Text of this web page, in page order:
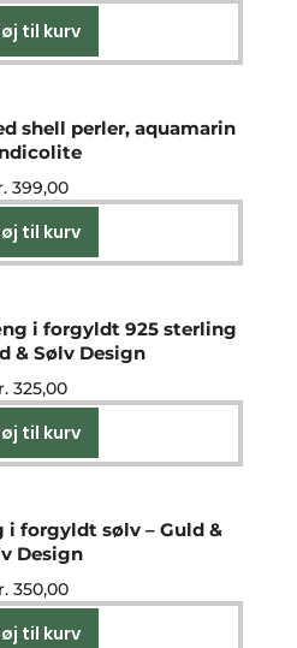
til kurv
shell perler, aquamarin
399,00
til kurv
i forgyldt 925 sterling
& Sølv Design
325,00
til kurv
i forgyldt sølv – Guld &
Design
350,00
til kurv